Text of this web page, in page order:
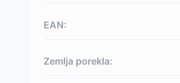
EAN:
Zemlja porekla: